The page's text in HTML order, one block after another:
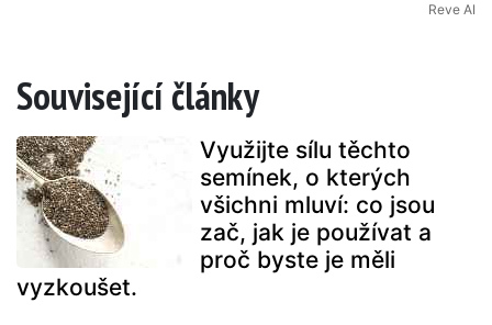
Reve AI
Související články
Využijte sílu těchto
semínek, o kterých
všichni mluví: co jsou
zač, jak je používat a
proč byste je měli
vyzkoušet.